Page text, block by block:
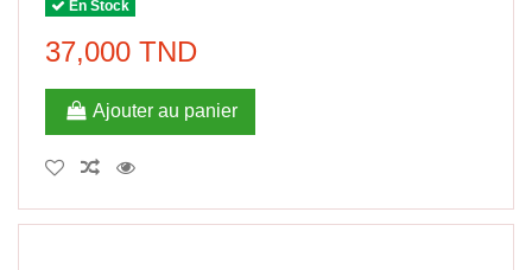
En Stock
37,000 TND
Ajouter au panier